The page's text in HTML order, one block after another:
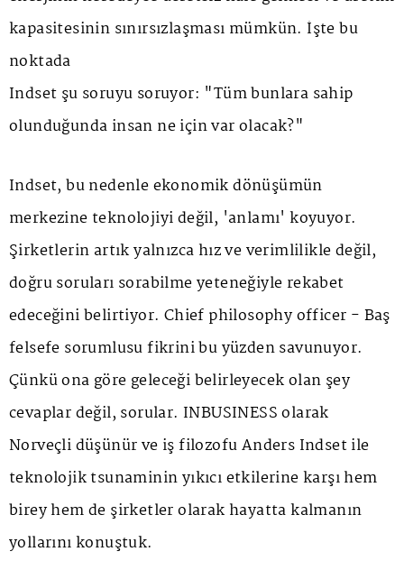
kapasitesinin sınırsızlaşması mümkün. İşte bu
noktada
Indset şu soruyu soruyor: "Tüm bunlara sahip
olunduğunda insan ne için var olacak?"
Indset, bu nedenle ekonomik dönüşümün
merkezine teknolojiyi değil, 'anlamı' koyuyor.
Şirketlerin artık yalnızca hız ve verimlilikle değil,
doğru soruları sorabilme yeteneğiyle rekabet
edeceğini belirtiyor. Chief philosophy officer - Baş
felsefe sorumlusu fikrini bu yüzden savunuyor.
Çünkü ona göre geleceği belirleyecek olan şey
cevaplar değil, sorular. INBUSINESS olarak
Norveçli düşünür ve iş filozofu Anders Indset ile
teknolojik tsunaminin yıkıcı etkilerine karşı hem
birey hem de şirketler olarak hayatta kalmanın
yollarını konuştuk.